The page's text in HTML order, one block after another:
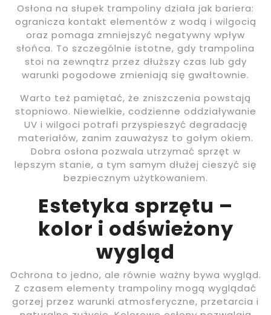
Osłona na słupek trampoliny działa jak bariera:
ogranicza kontakt elementów z wodą i wilgocią
oraz pomaga zmniejszyć negatywny wpływ
słońca. To szczególnie istotne, gdy trampolina
stoi na zewnątrz przez dłuższy czas lub gdy
warunki pogodowe zmieniają się gwałtownie.
Warto też pamiętać, że zniszczenia powstają
stopniowo. Niewielkie, codzienne oddziaływanie
UV i wilgoci potrafi przyspieszyć degradację
materiałów, zanim zauważysz to gołym okiem.
Dobra osłona pozwala utrzymać sprzęt w
lepszym stanie, a tym samym dłużej cieszyć się
bezpiecznym użytkowaniem.
Estetyka sprzętu –
kolor i odświeżony
wygląd
Ochrona to jedno, ale równie ważny bywa wygląd.
Z czasem elementy trampoliny mogą wyglądać
gorzej przez warunki atmosferyczne, przetarcia i